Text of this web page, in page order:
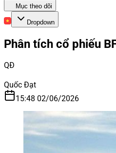
Mục theo dõi
Dropdown
Phân tích cổ phiếu
QĐ
Quốc Đạt
15:48 02/06/2026